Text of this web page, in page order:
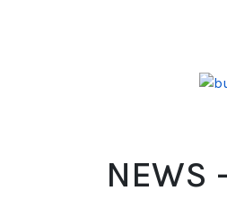
NEWS